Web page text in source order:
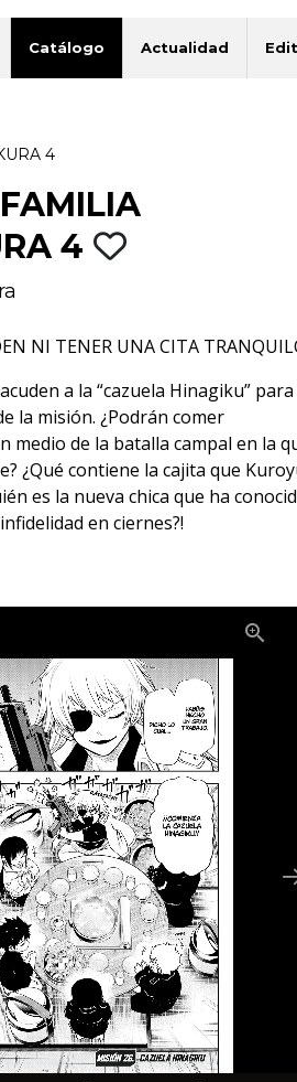
Catálogo Actualidad
4
4
NI TENER UNA CITA
a la “cazuela Hinagiku” para
la misión. ¿Podrán comer
medio de la batalla campal en la
¿Qué contiene la cajita que
es la nueva chica que ha
en ciernes?!